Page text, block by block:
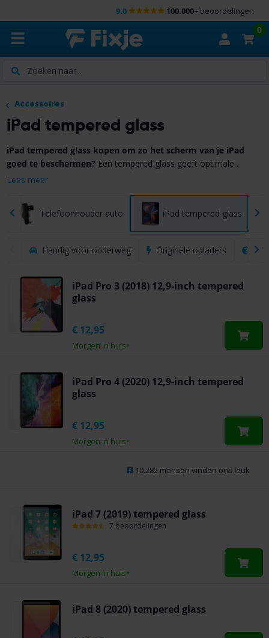
100.000+beoordelingen
Zoeken
0
Accessoires
iPad tempered glass
iPad tempered glass kopen om zo het scherm van je iPad
goed te beschermen? Een tempered glass geeft optimale
bescherming tegen krassen of andere beschadigingen die op je
Ons gehele iPad tempered glass assortiment is zorgvuldig
samengesteld door specialisten van Fixje. In combinatie met de 6
maanden garantie en 14 dagen bedenktijd kies je voor zekerheid.
Bekijk hieronder het iPad tempered glass assortiment!
Lees meer
Telefoonhouder auto iPad tempered glass
Handig voor onderweg Originele opladers
iPad Pro 3 (2018) 12,9-inch tempered
glass
Morgen in huis*
€ 12,95
iPad Pro 4 (2020) 12,9-inch tempered
glass
Morgen in huis*
€ 12,95
iPad 7 (2019) tempered glass
7 beoordelingen
Morgen in huis*
€ 12,95
10.282 mensen vinden ons leuk
iPad 8 (2020) tempered glass